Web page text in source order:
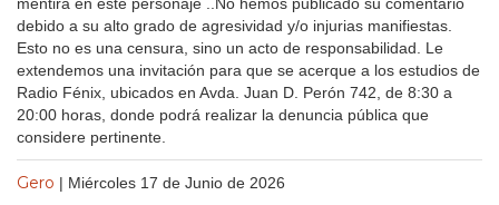
debido a su alto grado de agresividad y/o injurias manifiestas.
Esto no es una censura, sino un acto de responsabilidad. Le
extendemos una invitación para que se acerque a los estudios de
Radio Fénix, ubicados en Avda. Juan D. Perón 742, de 8:30 a
20:00 horas, donde podrá realizar la denuncia pública que
considere pertinente.
Gero | Miércoles 17 de Junio de 2026